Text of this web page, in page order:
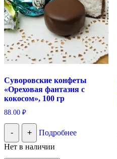
Суворовские конфеты
«Ореховая фантазия с
кокосом», 100 гр
88.00 ₽
- +
Подробнее
Нет в наличии